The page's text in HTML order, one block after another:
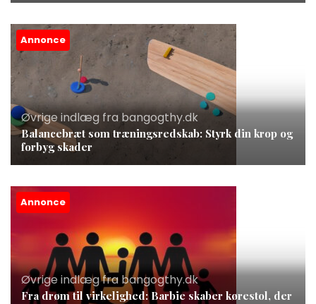
Annonce
Øvrige indlæg fra bangogthy.dk
Balancebræt som træningsredskab: Styrk din krop og
forbyg skader
Annonce
Øvrige indlæg fra bangogthy.dk
Fra drøm til virkelighed: Barbie skaber kørestol, der